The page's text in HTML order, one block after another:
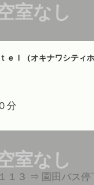
室なし
ｌ（オキナワシティホ
分
室なし
１３ ⇒ 園田バス